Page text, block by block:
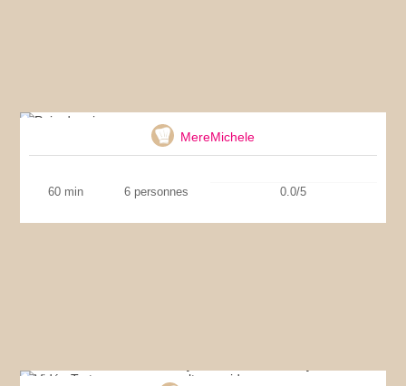
MereMichele
60 min 6 personnes 0.0/5